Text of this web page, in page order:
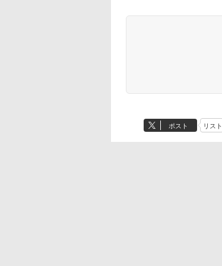
ポスト リスト